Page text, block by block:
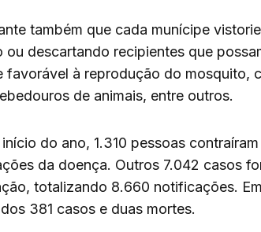
também que cada munícipe
ou descartando recipientes que
favorável à reprodução do mosquito,
de animais, entre outros.
do ano, 1.310 pessoas
da doença. Outros 7.042 casos
totalizando 8.660 notificações.
381 casos e duas mortes.